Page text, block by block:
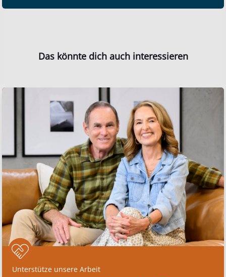
Das könnte dich auch interessieren
Unterstütze unsere Arbeit